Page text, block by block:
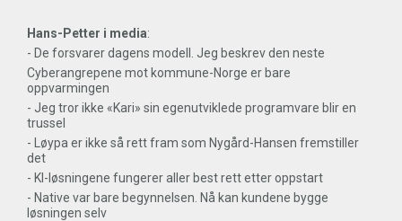
Hans-Petter i media:
- De forsvarer dagens modell. Jeg beskrev den neste
Cyberangrepene mot kommune-Norge er bare
oppvarmingen
- Jeg tror ikke «Kari» sin egenutviklede programvare blir en
trussel
- Løypa er ikke så rett fram som Nygård-Hansen fremstiller
det
- KI-løsningene fungerer aller best rett etter oppstart
- Native var bare begynnelsen. Nå kan kundene bygge
løsningen selv